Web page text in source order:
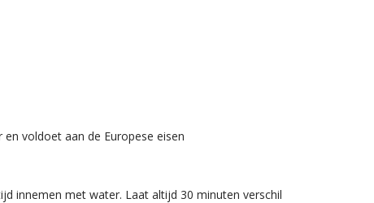
voldoet aan de Europese eisen
innemen met water. Laat altijd 30 minuten verschil